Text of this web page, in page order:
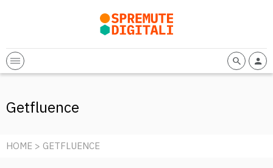
Getfluence
HOME > GETFLUENCE